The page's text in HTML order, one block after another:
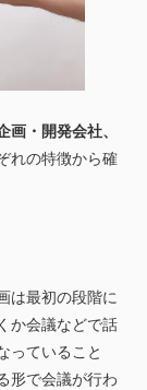
画・開発会社、
れの特徴から確
は最初の段階に
か会議などで話
っていること
形で会議が行わ